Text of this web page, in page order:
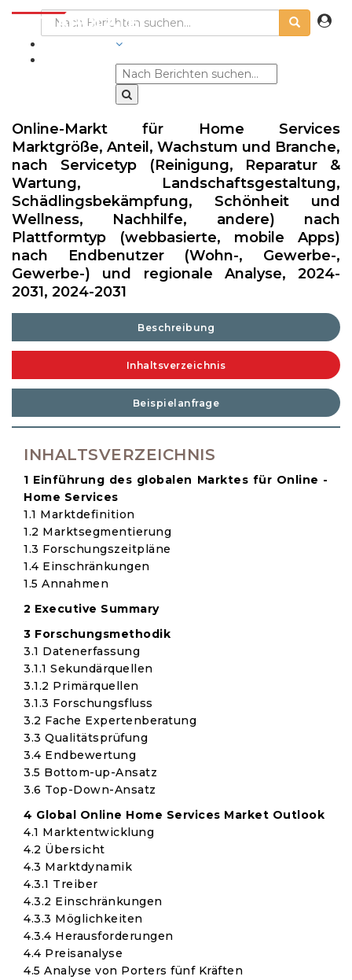
Online-Markt für Home Services
Marktgröße, Anteil, Wachstum und Branche,
nach Servicetyp (Reinigung, Reparatur &
Wartung, Landschaftsgestaltung,
Schädlingsbekämpfung, Schönheit und
Wellness, Nachhilfe, andere) nach
Plattformtyp (webbasierte, mobile Apps)
nach Endbenutzer (Wohn-, Gewerbe-,
Gewerbe-) und regionale Analyse, 2024-
2031, 2024-2031
Beschreibung
Inhaltsverzeichnis
Beispielanfrage
INHALTSVERZEICHNIS
1 Einführung des globalen Marktes für Online -
Home Services
1.1 Marktdefinition
1.2 Marktsegmentierung
1.3 Forschungszeitpläne
1.4 Einschränkungen
1.5 Annahmen
2 Executive Summary
3 Forschungsmethodik
3.1 Datenerfassung
3.1.1 Sekundärquellen
3.1.2 Primärquellen
3.1.3 Forschungsfluss
3.2 Fache Expertenberatung
3.3 Qualitätsprüfung
3.4 Endbewertung
3.5 Bottom-up-Ansatz
3.6 Top-Down-Ansatz
4 Global Online Home Services Market Outlook
4.1 Marktentwicklung
4.2 Übersicht
4.3 Marktdynamik
4.3.1 Treiber
4.3.2 Einschränkungen
4.3.3 Möglichkeiten
4.3.4 Herausforderungen
4.4 Preisanalyse
4.5 Analyse von Porters fünf Kräften